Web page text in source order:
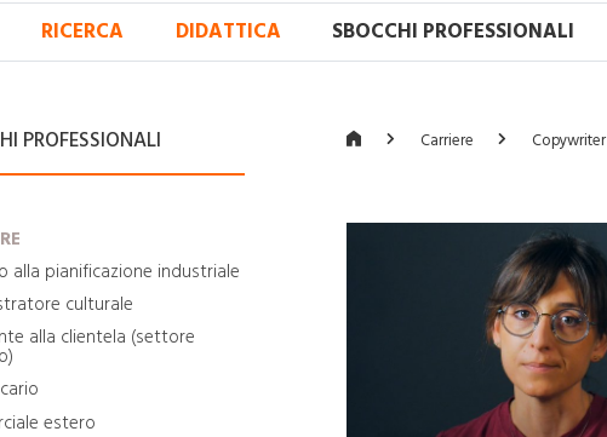
RICERCA DIDATTICA SBOCCHI PROFESSIONALI
PROFESSIONALI
alla pianificazione industriale
culturale
alla clientela (settore
estero
Carriere Copywriter